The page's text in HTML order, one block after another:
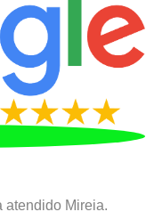
atendido Mireia.